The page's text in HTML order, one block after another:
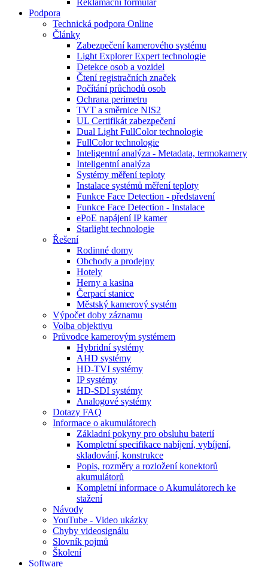
Reklamační formulář
Podpora
Technická podpora Online
Články
Zabezpečení kamerového systému
Light Explorer Expert technologie
Detekce osob a vozidel
Čtení registračních značek
Počítání průchodů osob
Ochrana perimetru
TVT a směrnice NIS2
UL Certifikát zabezpečení
Dual Light FullColor technologie
FullColor technologie
Inteligentní analýza - Metadata, termokamery
Inteligentní analýza
Systémy měření teploty
Instalace systémů měření teploty
Funkce Face Detection - představení
Funkce Face Detection - Instalace
ePoE napájení IP kamer
Starlight technologie
Řešení
Rodinné domy
Obchody a prodejny
Hotely
Herny a kasina
Čerpací stanice
Městský kamerový systém
Výpočet doby záznamu
Volba objektivu
Průvodce kamerovým systémem
Hybridní systémy
AHD systémy
HD-TVI systémy
IP systémy
HD-SDI systémy
Analogové systémy
Dotazy FAQ
Informace o akumulátorech
Základní pokyny pro obsluhu baterií
Kompletní specifikace nabíjení, vybíjení,
skladování, konstrukce
Popis, rozměry a rozložení konektorů
akumulátorů
Kompletní informace o Akumulátorech ke
stažení
Návody
YouTube - Video ukázky
Chyby videosignálu
Slovník pojmů
Školení
Software